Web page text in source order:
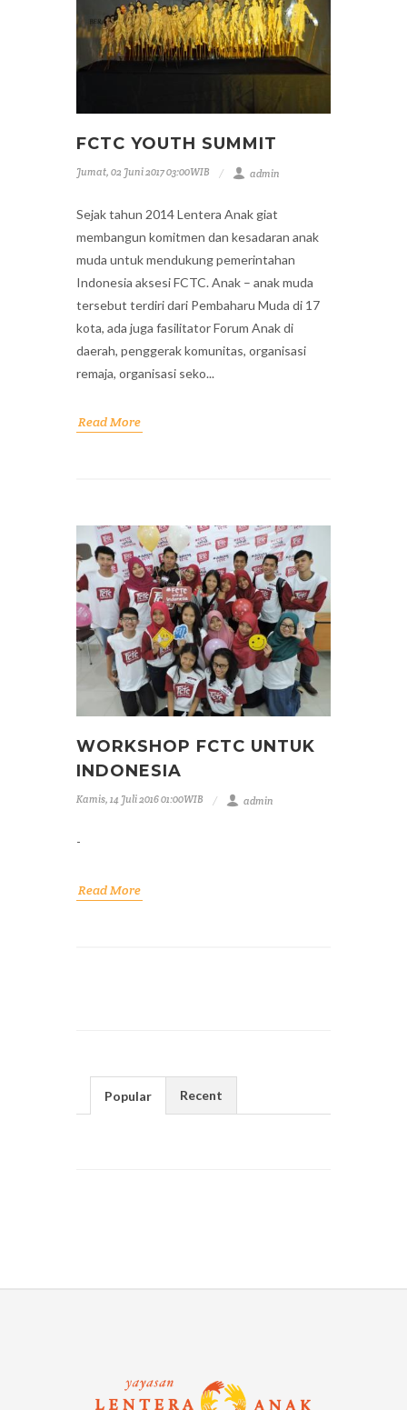
FCTC YOUTH SUMMIT
Jumat, 02 Juni 2017 03:00WIB admin
Sejak tahun 2014 Lentera Anak giat
membangun komitmen dan kesadaran anak
muda untuk mendukung pemerintahan
Indonesia aksesi FCTC. Anak – anak muda
tersebut terdiri dari Pembaharu Muda di 17
kota, ada juga fasilitator Forum Anak di
daerah, penggerak komunitas, organisasi
remaja, organisasi seko...
Read More
WORKSHOP FCTC UNTUK
INDONESIA
Kamis, 14 Juli 2016 01:00WIB admin
-
Read More
Popular Recent